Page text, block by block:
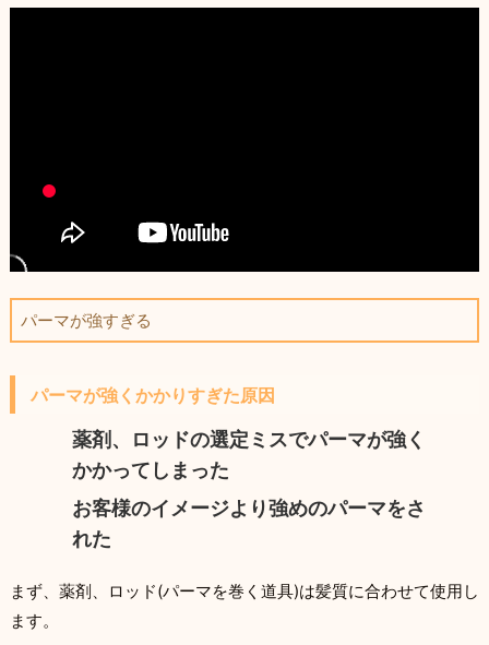
パーマが強すぎる
パーマが強くかかりすぎた原因
薬剤、ロッドの選定ミスでパーマが強く
かかってしまった
お客様のイメージより強めのパーマをさ
れた
まず、薬剤、ロッド(パーマを巻く道具)は髪質に合わせて使用し
ます。